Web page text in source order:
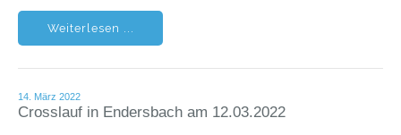
Weiterlesen ...
14. März 2022
Crosslauf in Endersbach am 12.03.2022